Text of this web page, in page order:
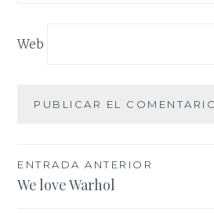
Web
Navegación
de
ENTRADA ANTERIOR
We love Warhol